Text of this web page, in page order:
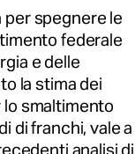
per spegnere le
federale
e delle
la stima dei
smaltimento
di franchi, vale a
analisi di